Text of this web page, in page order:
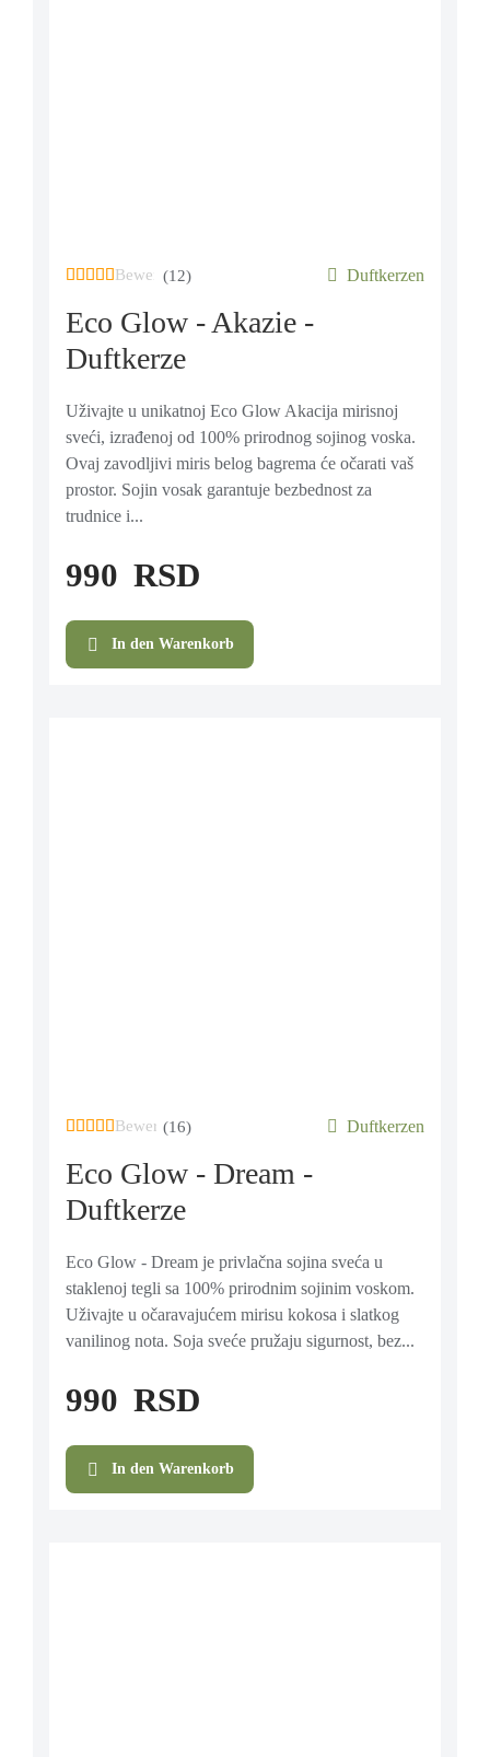
Bewertet mit von 5, basierend auf 12
(12) Duftkerzen
Eco Glow - Akazie -
Duftkerze
Uživajte u unikatnoj Eco Glow Akacija mirisnoj
sveći, izrađenoj od 100% prirodnog sojinog voska.
Ovaj zavodljivi miris belog bagrema će očarati vaš
prostor. Sojin vosak garantuje bezbednost za
trudnice i...
990 RSD
In den Warenkorb
Bewertet mit von 5, basierend auf 16
(16) Duftkerzen
Eco Glow - Dream -
Duftkerze
Eco Glow - Dream je privlačna sojina sveća u
staklenoj tegli sa 100% prirodnim sojinim voskom.
Uživajte u očaravajućem mirisu kokosa i slatkog
vanilinog nota. Soja sveće pružaju sigurnost, bez...
990 RSD
In den Warenkorb